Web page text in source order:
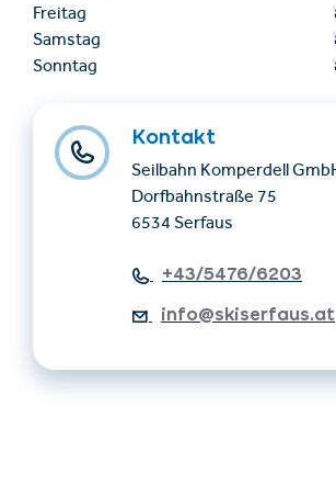
Freitag
Samstag
Sonntag
Kontakt
Seilbahn Komperdell
Dorfbahnstraße 75
6534 Serfaus
+43/5476/6203
info@skiserfaus.at